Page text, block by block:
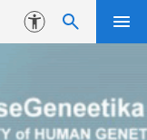
Juurdepääsetavus